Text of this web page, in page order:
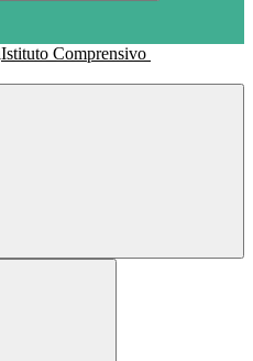
Istituto Comprensivo